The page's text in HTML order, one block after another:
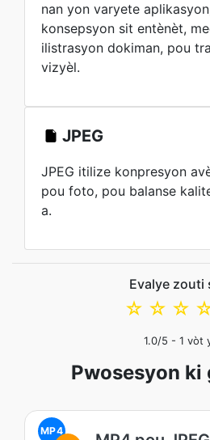
nan yon varyete
konsepsyon sit entènèt,
ilistrasyon dokiman, pou
vizyèl.
JPEG
JPEG itilize konpresyon
pou foto, pou balanse
a.
Evalye zouti
☆
☆
☆
1.0/5 - 1 vòt
Pwosesyon ki
MP4